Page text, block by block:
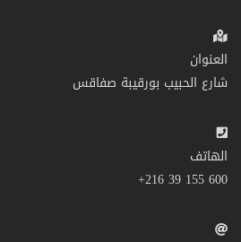
العنوان
شارع الحبيب بورقيبة صفاقس
الهاتف
600 155 39 216+